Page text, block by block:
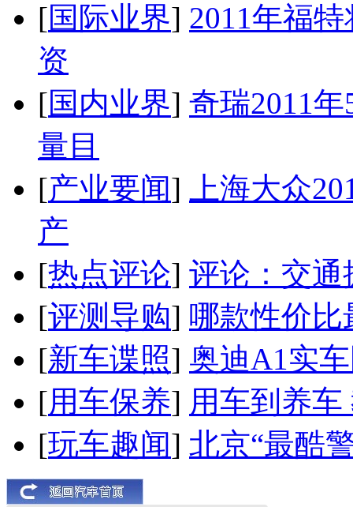
[国际业界] 2011年福
资
[国内业界] 奇瑞2011
量目
[产业要闻]
上海大众
产
[热点评论] 评论：交通
[评测导购] 哪款性价比
[新车谍照] 奥迪A1实
[用车保养] 用车到养
[玩车趣闻] 北京“最酷